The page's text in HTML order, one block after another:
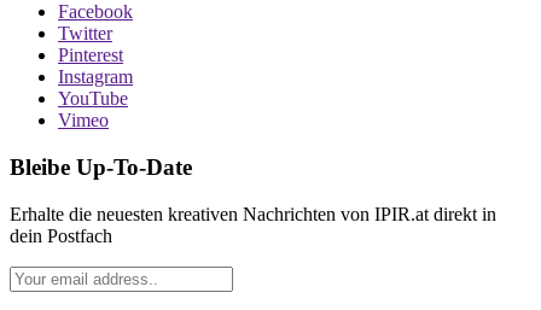
Facebook
Twitter
Pinterest
Instagram
YouTube
Vimeo
Bleibe Up-To-Date
Erhalte die neuesten kreativen Nachrichten von IPIR.at direkt in
dein Postfach